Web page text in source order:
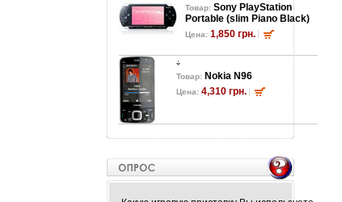
Товар: Sony PlayStation
Portable (slim Piano Black)
Цена: 1,850 грн.
Товар: Nokia N96
Цена: 4,310 грн.